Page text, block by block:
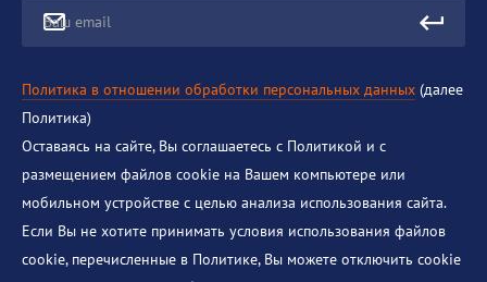
Ваш email
Политика в отношении обработки персональных данных (далее
Политика)
Оставаясь на сайте, Вы соглашаетесь с Политикой и с
размещением файлов cookie на Вашем компьютере или
мобильном устройстве с целью анализа использования сайта.
Если Вы не хотите принимать условия использования файлов
cookie, перечисленные в Политике, Вы можете отключить cookie